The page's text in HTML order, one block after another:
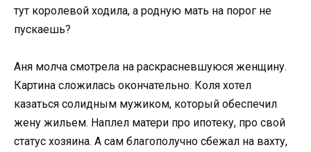
тут королевой ходила, а родную мать на порог не
пускаешь?
Аня молча смотрела на раскрасневшуюся женщину.
Картина сложилась окончательно. Коля хотел
казаться солидным мужиком, который обеспечил
жену жильем. Наплел матери про ипотеку, про свой
статус хозяина. А сам благополучно сбежал на вахту,